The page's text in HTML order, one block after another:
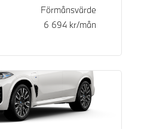
Förmånsvärde
6 694 kr/mån